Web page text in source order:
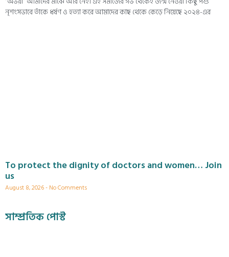
নৃশংসভাবে তাঁকে ধর্ষণ ও হত্যা করে আমাদের কাছ থেকে কেড়ে নিয়েছে ২০২৪-এর
To protect the dignity of doctors and women… Join
us
August 8, 2026 No Comments
সাম্প্রতিক পোস্ট